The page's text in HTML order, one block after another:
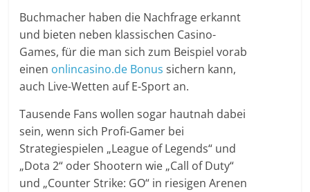
Buchmacher haben die Nachfrage erkannt
und bieten neben klassischen Casino-
Games, für die man sich zum Beispiel vorab
einen onlincasino.de Bonus sichern kann,
auch Live-Wetten auf E-Sport an.
Tausende Fans wollen sogar hautnah dabei
sein, wenn sich Profi-Gamer bei
Strategiespielen „League of Legends“ und
„Dota 2“ oder Shootern wie „Call of Duty“
und „Counter Strike: GO“ in riesigen Arenen